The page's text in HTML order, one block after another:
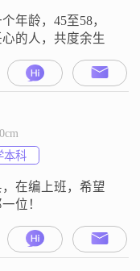
年龄，45至58，
的人，共度余生
本科
在编上班，希望
位！